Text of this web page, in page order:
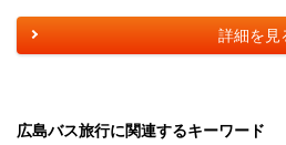
詳細を見
広島バス旅行に関連するキーワード